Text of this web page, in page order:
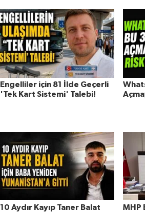
Engelliler için 81 İlde Geçerli
'Tek Kart Sistemi' Talebi!
10 Aydır Kayıp Taner Balat
MHP